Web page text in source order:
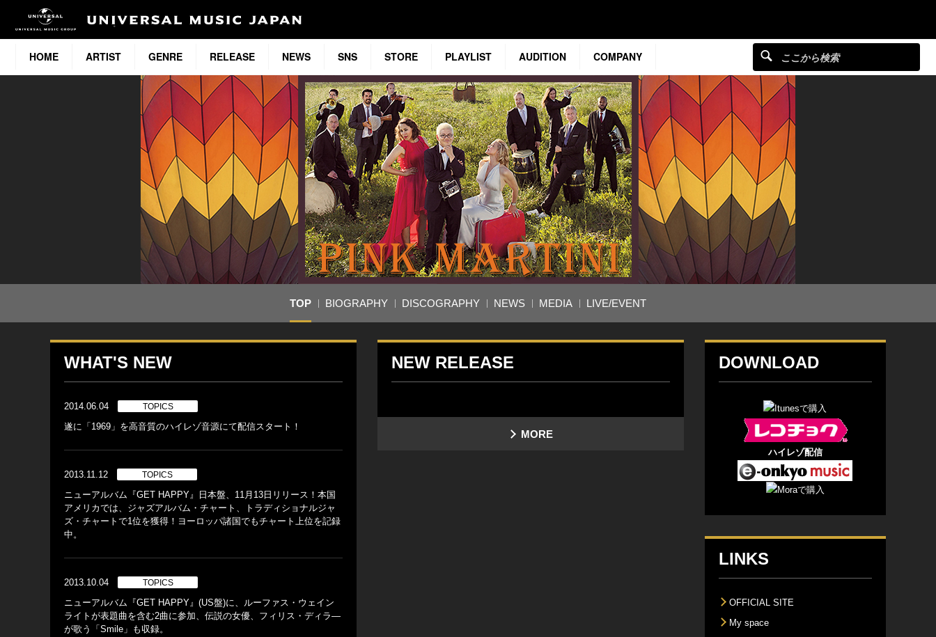
HOME ARTIST GENRE RELEASE NEWS SNS STORE PLAYLIST AUDITION COMPANY
TOP BIOGRAPHY DISCOGRAPHY NEWS MEDIA LIVE/EVENT
WHAT'S NEW
2014.06.04 TOPICS
遂に「1969」を高音質のハイレゾ音源にて配信スタート！
2013.11.12 TOPICS
ニューアルバム『GET HAPPY』日本盤、11月13日リリース！本国
アメリカでは、ジャズアルバム・チャート、トラディショナルジャ
ズ・チャートで1位を獲得！ヨーロッパ諸国でもチャート上位を記録
中。
2013.10.04 TOPICS
ニューアルバム『GET HAPPY』(US盤)に、ルーファス・ウェイン
ライトが表題曲を含む2曲に参加、伝説の女優、フィリス・ディラ―
が歌う「Smile」も収録。
NEW RELEASE
MORE
DOWNLOAD
ハイレゾ配信
LINKS
OFFICIAL SITE
My space